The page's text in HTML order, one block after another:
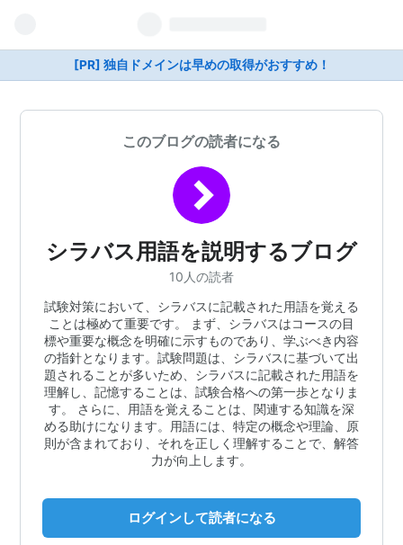
[PR] 独自ドメインは早めの取得がおすすめ！
このブログの読者になる
シラバス用語を説明するブログ
10人の読者
試験対策において、シラバスに記載された用語を覚える
ことは極めて重要です。 まず、シラバスはコースの目
標や重要な概念を明確に示すものであり、学ぶべき内容
の指針となります。試験問題は、シラバスに基づいて出
題されることが多いため、シラバスに記載された用語を
理解し、記憶することは、試験合格への第一歩となりま
す。 さらに、用語を覚えることは、関連する知識を深
める助けになります。用語には、特定の概念や理論、原
則が含まれており、それを正しく理解することで、解答
力が向上します。
ログインして読者になる